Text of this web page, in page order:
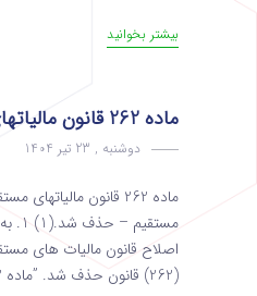
بیشتر بخوانید
ماده 262 قانون مالیاتهای مستقیم
دوشنبه , 23 تیر 1404
(262) قانون حذف شد. ‌”ماده 262- وظایف و اختیارات هیأت...